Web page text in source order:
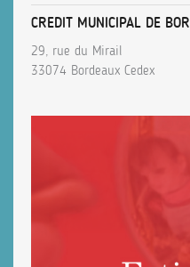
CREDIT MUNICIPAL DE
29, rue du Mirail
33074 Bordeaux Cedex